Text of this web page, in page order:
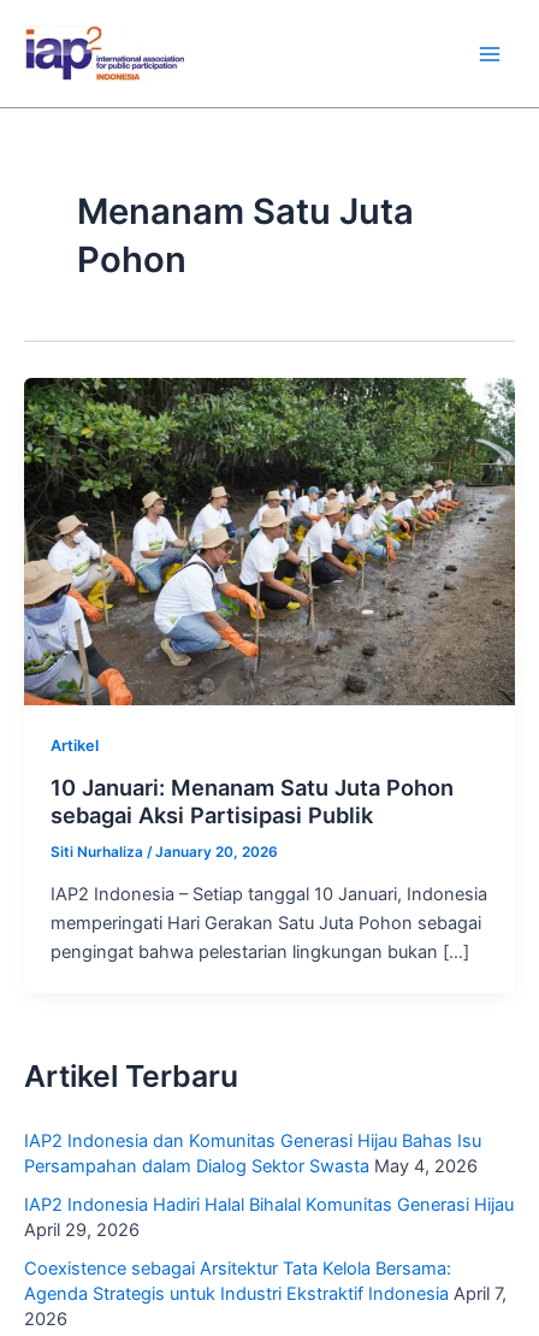
content
Menanam Satu Juta
Pohon
Artikel
10 Januari: Menanam Satu Juta Pohon
sebagai Aksi Partisipasi Publik
Siti Nurhaliza /January 20, 2026
IAP2 Indonesia – Setiap tanggal 10 Januari, Indonesia
memperingati Hari Gerakan Satu Juta Pohon sebagai
pengingat bahwa pelestarian lingkungan bukan […]
Artikel Terbaru
IAP2 Indonesia dan Komunitas Generasi Hijau Bahas Isu
Persampahan dalam Dialog Sektor Swasta May 4, 2026
IAP2 Indonesia Hadiri Halal Bihalal Komunitas Generasi Hijau
April 29, 2026
Coexistence sebagai Arsitektur Tata Kelola Bersama:
Agenda Strategis untuk Industri Ekstraktif Indonesia April 7,
2026